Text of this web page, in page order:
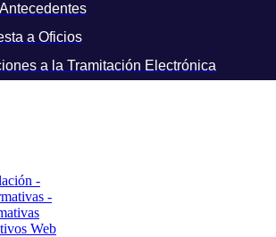
a Oficios
a la Tramitación Electrónica
-
-
Web